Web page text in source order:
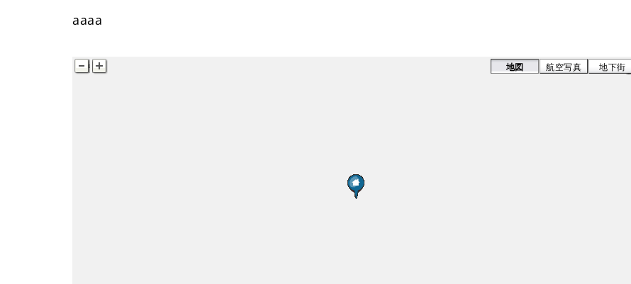
aaaa
地図 航空写真 地下街